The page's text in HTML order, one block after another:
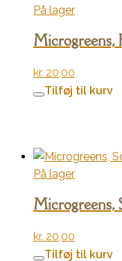
På lager
Microgreens,
kr. 20,00
Tilføj til kurv
På lager
Microgreens,
kr. 20,00
Tilføj til kurv